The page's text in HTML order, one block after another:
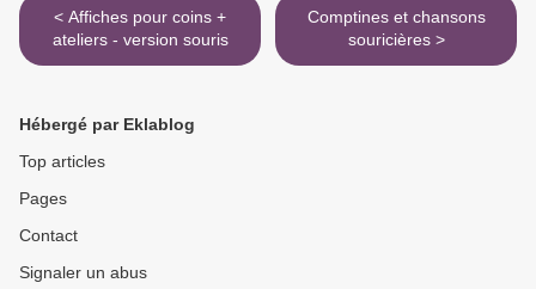
< Affiches pour coins +
ateliers - version souris
Comptines et chansons
souricières >
Hébergé par Eklablog
Top articles
Pages
Contact
Signaler un abus